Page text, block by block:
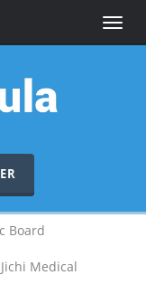
Toggle
Board
Medical